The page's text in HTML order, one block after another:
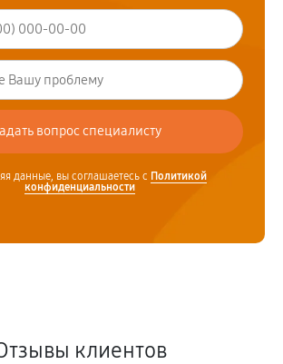
данные, вы соглашаетесь с Политикой
конфиденциальности
клиентов